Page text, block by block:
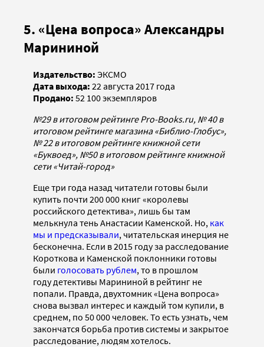
5. «Цена вопроса» Александры
Марининой
Издательство: ЭКСМО
Дата выхода: 22 августа 2017 года
Продано: 52 100 экземпляров
№29 в итоговом рейтинге Pro-Books.ru, № 40 в
итоговом рейтинге магазина «Библио-Глобус»,
№ 22 в итоговом рейтинге книжной сети
«Буквоед», №50 в итоговом рейтинге книжной
сети «Читай-город»
Еще три года назад читатели готовы были
купить почти 200 000 книг «королевы
российского детектива», лишь бы там
мелькнула тень Анастасии Каменской. Но, как
мы и предсказывали, читательская инерция не
бесконечна. Если в 2015 году за расследование
Короткова и Каменской поклонники готовы
были голосовать рублем, то в прошлом
году детективы Марининой в рейтинг не
попали. Правда, двухтомник «Цена вопроса»
снова вызвал интерес и каждый том купили, в
среднем, по 50 000 человек. То есть узнать, чем
закончатся борьба против системы и закрытое
расследование, людям хотелось.